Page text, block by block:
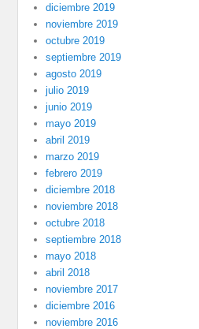
diciembre 2019
noviembre 2019
octubre 2019
septiembre 2019
agosto 2019
julio 2019
junio 2019
mayo 2019
abril 2019
marzo 2019
febrero 2019
diciembre 2018
noviembre 2018
octubre 2018
septiembre 2018
mayo 2018
abril 2018
noviembre 2017
diciembre 2016
noviembre 2016